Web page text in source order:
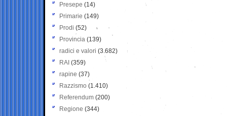
Presepe (14)
Primarie (149)
Prodi (52)
Provincia (139)
radici e valori (3.682)
RAI (359)
rapine (37)
Razzismo (1.410)
Referendum (200)
Regione (344)